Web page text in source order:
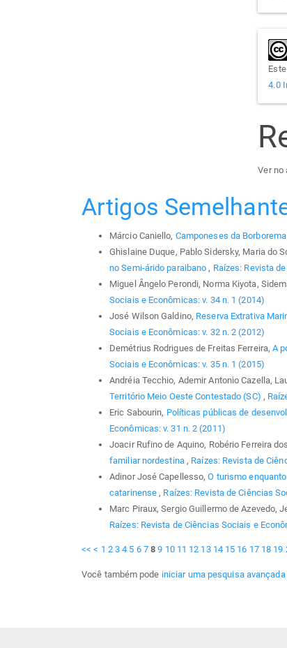
4.0
Ver no
Artigos
Márcio Caniello, Camponeses da
Ghislaine Duque, Pablo Sidersky, Maria do
no Semi-árido paraibano, Raízes: Revista
Miguel Ângelo Perondi, Norma Kiyota,
Sociais e Econômicas: v. 34 n. 1 (2014)
José Wilson Galdino, Reserva Extrativa
Sociais e Econômicas: v. 32 n. 2 (2012)
Demétrius Rodrigues de Freitas Ferreira,A
Sociais e Econômicas: v. 35 n. 1 (2015)
Andréia Tecchio, Ademir Antonio Cazella,
Território Meio Oeste Contestado (SC) ,
Eric Sabourin, Políticas públicas de
Econômicas: v. 31 n. 2 (2011)
Joacir Rufino de Aquino, Robério Ferreira
familiar nordestina , Raízes: Revista de
Adinor José Capellesso,O turismo
catarinense, Raízes: Revista de Ciências
Marc Piraux, Sergio Guillermo de Azevedo,
Raízes: Revista de Ciências Sociais e
<< < 1 2 3 4 5 6 7 8 9 10 11 12 13 14 15 16 17 18 19
Você também pode iniciar uma pesquisa